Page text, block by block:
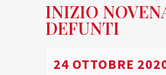
INIZIO
DEFUNTI
24 OTTOBRE